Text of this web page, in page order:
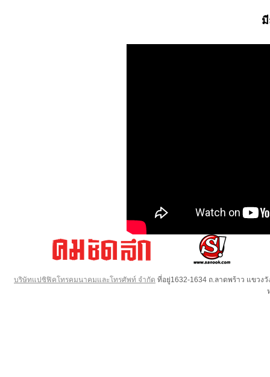
บริษัทแปซิฟิคโทรคมนาคมและโทรศัพท์ จำกัด ที่อยู่1632-1634 ถ.ลาดพร้าว แขวง